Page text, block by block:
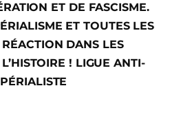
ET DE FASCISME.
ET TOUTES LES
DANS LES
! LIGUE ANTI-